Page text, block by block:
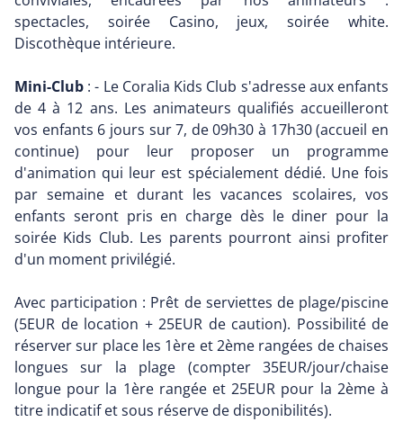
spectacles, soirée Casino, jeux, soirée white.
Discothèque intérieure.
Mini-Club : - Le Coralia Kids Club s'adresse aux enfants
de 4 à 12 ans. Les animateurs qualifiés accueilleront
vos enfants 6 jours sur 7, de 09h30 à 17h30 (accueil en
continue) pour leur proposer un programme
d'animation qui leur est spécialement dédié. Une fois
par semaine et durant les vacances scolaires, vos
enfants seront pris en charge dès le diner pour la
soirée Kids Club. Les parents pourront ainsi profiter
d'un moment privilégié.
Avec participation : Prêt de serviettes de plage/piscine
(5EUR de location + 25EUR de caution). Possibilité de
réserver sur place les 1ère et 2ème rangées de chaises
longues sur la plage (compter 35EUR/jour/chaise
longue pour la 1ère rangée et 25EUR pour la 2ème à
titre indicatif et sous réserve de disponibilités).